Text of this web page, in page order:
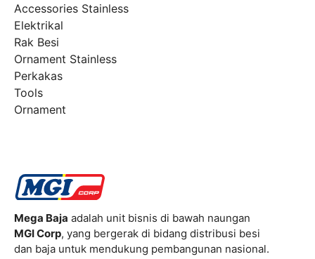
Accessories Stainless
Elektrikal
Rak Besi
Ornament Stainless
Perkakas
Tools
Ornament
Mega Baja adalah unit bisnis di bawah naungan
MGI Corp, yang bergerak di bidang distribusi besi
dan baja untuk mendukung pembangunan nasional.